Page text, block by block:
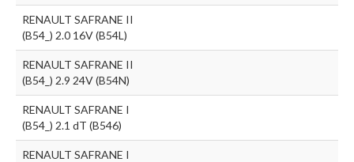
RENAULT SAFRANE II
(B54_) 2.0 16V (B54L)
RENAULT SAFRANE II
(B54_) 2.9 24V (B54N)
RENAULT SAFRANE I
(B54_) 2.1 dT (B546)
RENAULT SAFRANE I